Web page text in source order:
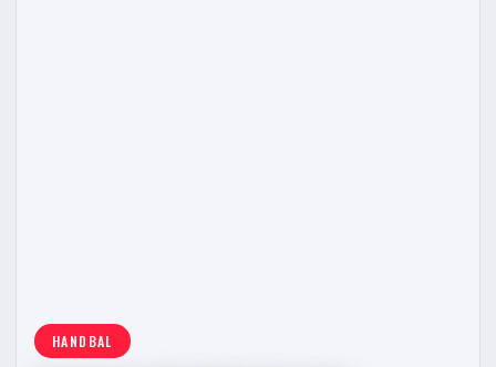
HANDBAL